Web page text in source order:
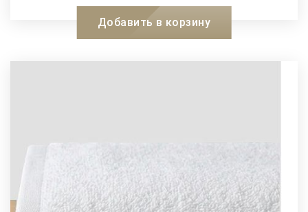
Добавить в корзину